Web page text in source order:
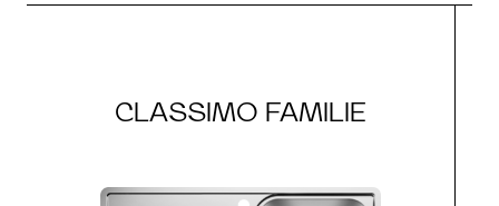
CLASSIMO FAMILIE